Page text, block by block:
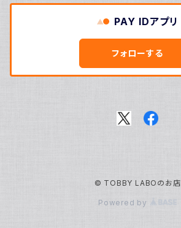
定番グッズ
毎月お届けシリーズ
PAY IDアプリ
フォローする
© TOBBY LABOのお店
Powered by